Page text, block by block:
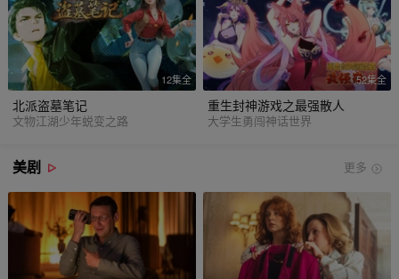
12集全
北派盗墓笔记
文物江湖少年蜕变之路
52集全
重生封神游戏之最强散人
大学生勇闯神话世界
美剧 更多